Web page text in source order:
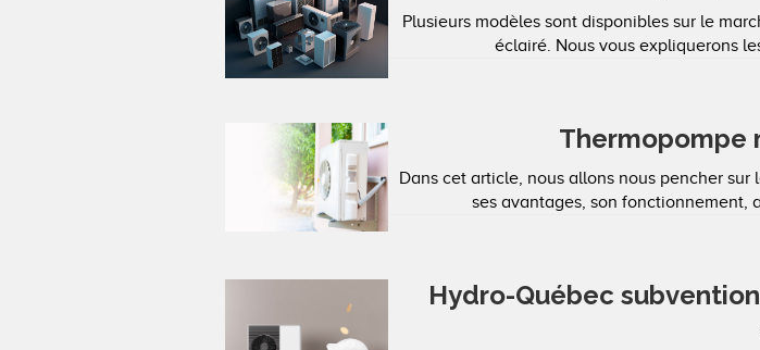
Plusieurs modèles sont disponibles sur le
éclairé. Nous vous expliquerons
Thermopompe
Dans cet article, nous allons nous pencher
ses avantages, son fonctionnement,
Hydro-Québec